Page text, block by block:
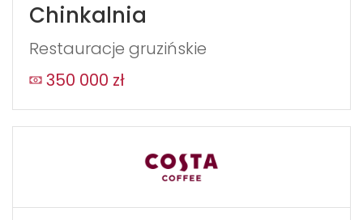
Chinkalnia
Restauracje gruzińskie
350 000 zł